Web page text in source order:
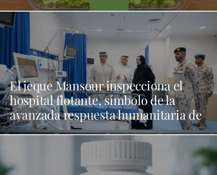
El jeque Mansour inspecciona el
hospital flotante, símbolo de la
avanzada respuesta humanitaria de
EAU